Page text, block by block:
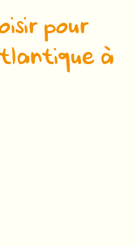
pour
à